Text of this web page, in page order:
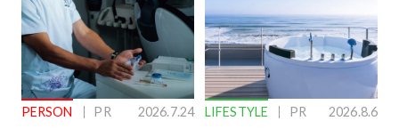
PERSON PR 2026.7.24 LIFESTYLE PR 2026.8.6